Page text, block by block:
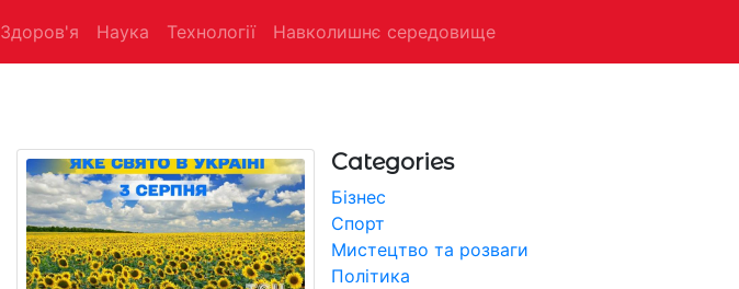
Здоров'я Наука Технології Навколишнє середовище
Categories
Бізнес
Спорт
Мистецтво та розваги
Політика